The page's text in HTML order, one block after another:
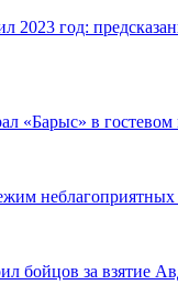
2023 год:
«Барыс» в гостевом
неблагоприятных
бойцов за взятие